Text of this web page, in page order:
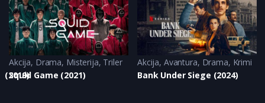
(2019)
Akcija, Drama, Misterija, Triler
Squid Game (2021)
Akcija, Avantura, Drama, Krimi
Bank Under Siege (2024)